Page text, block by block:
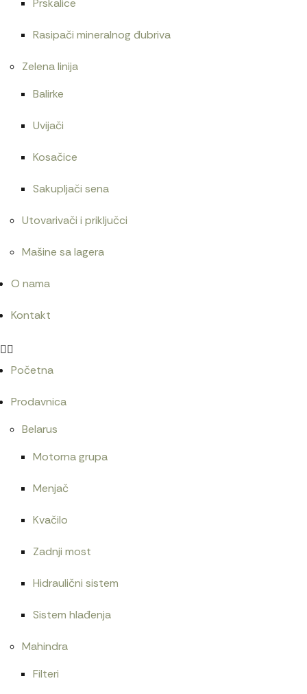
Prskalice
Rasipači mineralnog đubriva
Zelena linija
Balirke
Uvijači
Kosačice
Sakupljači sena
Utovarivači i priključci
Mašine sa lagera
O nama
Kontakt
Početna
Prodavnica
Belarus
Motorna grupa
Menjač
Kvačilo
Zadnji most
Hidraulični sistem
Sistem hlađenja
Mahindra
Filteri